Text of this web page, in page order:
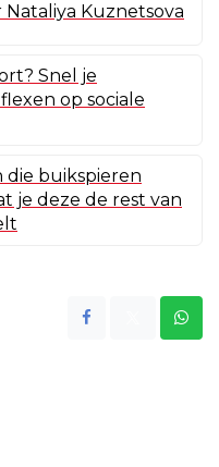
Kuznetsova
Snel je
op sociale
die buikspieren
je deze de rest van